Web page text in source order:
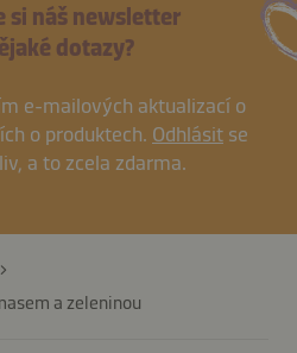
si náš newsletter
dotazy?
e-mailových aktualizací o
o produktech. Odhlásit se
a to zcela zdarma.
a zeleninou